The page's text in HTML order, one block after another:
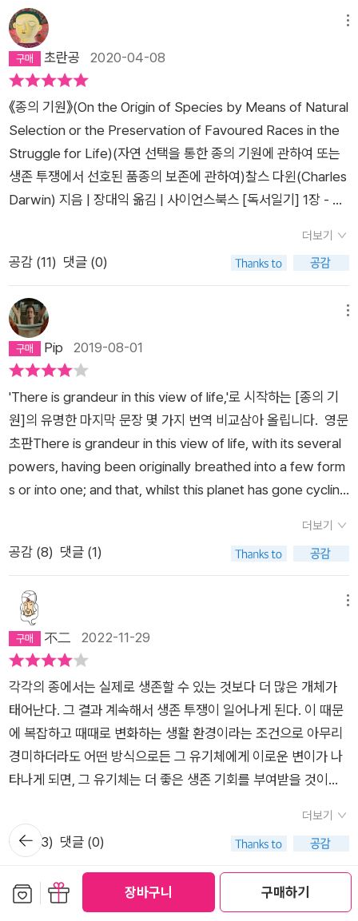
장바구니 구매하기
오탈자만 수정하고 몇 달 만에 재출간한 2판을 가장 좋다고 평가
하는 학자들도 있지만, 2판에도 적잖은 변화가 있음이 밝혀져 최
근에는 초판을 가장 중시하는 추세다. 게다가 국내 번역본들의 경
우에는 웬일인지 대개 6판 번역본이어서 초판을 제대로 번역하
는 작업이 더욱 절실했다. -장대익(서울 대학교 자유 전공학부 교
수) 인류 역사상 가장 위대한 아이디어, 자연 선택을 통한 진화 그
장엄한 사상의 조용한 탄생을 목격할 수 있는 『종의 기원』 초판
다윈 포럼 강호정 생태학자. 현재 연세 대학교 사회 환경 시스템
공학부 교수로 재직하며, 전 지구적 기후 변화가 생태계에 야기하
화 윤리학자. 「도덕의 기원에 대한 진화론적 설명과 다윈주의 윤
리설」로 박사 학위를 받았고, 전주 교육 대학교 윤리 교육과 교수
로 재직하고 있다. 『인간과 동물의 감정 표현』, 『동물 해방』, 『사
회 생물학과 윤리』, 『섹슈얼리티의 진화』 등의 책을 옮겼다. 다윈
포럼 전중환 진화 심리학자. 현재 경희 대학교 후마니타스 칼리지
교수로 재직하며, 인간 사회의 협동과 갈등, 이타적 행동, 근친상
간과 성관계에 대한 혐오 감정 등을 연구하며 심리학의 영역을 넓
혀 가고 있다. 『오래된 연장통』, 『본성이 답이다』, 『욕망의 진화』
등의 책을 쓰고 옮겼다. 다윈 포럼 주일우 생화학과 과학사를 공
부한 출판인. 《과학 잡지 에피》와 《인문 예술 잡지 에프》의 발행
인으로 과학과 문화 예술 사이의 역동적 관계에 관심을 가지고 글
을 쓰고 책을 만든다. 『지식의 통섭』, 『신데렐라의 진실』 등의 책
을 쓰고 옮겼다. 다윈 포럼 최정규 진화 게임 이론을 전공하고 있
치학, 진화 생물학, 인류학 등 다양한 분야를 오가며 제도와 규범,
인간 행동을 미시적으로 접근하고 설명하는 연구를 진행하고 있
다. 『이타적 인간의 출현』, 『다윈주의 좌파』 등의 책을 쓰고 옮겼
다. 한국 진화 생물학계의 역량을 결집한 최초의 다윈 선집 드디
어 다윈 시리즈 종의 기원 인간의 유래와 성선택 (근간) 인간과
동물의 감정 표현 (근간) 다윈 서한집 (근간) 다윈 지능 (근간) 다
윈의 사도 (근간) 『종의 기원』 깊이 읽기 (근간) 「드디어 다윈」 시
리즈는 찰스 다윈의 주요 저작과 국내 다윈주의자들의 연구 성과
를 응축한 책을 엄선해 독자들에게 소개할 예정입니다.
인 창조론을 반박하기 위해 얼마나 정교하게 자신의 논리를 전개
했는가를 느끼게 되고, 다윈에게 경외심을 품게 된다. 특히 이 당
시 DNA에 대한 지식이 없는 상태에서, 치밀한 관찰만으로 이렇
저다. 이 정도 책은 되어야 인간의 시야를 바꿀 수 있다. 그리고
읽어야 할, 아니 나이 30살 전에는 반드시 읽어봐야 할 책으로,
나는 이 책을 추천한다.
초란공 2020-04-08
《종의 기원》(On the Origin of Species by Means of Natural
Selection or the Preservation of Favoured Races in the
Struggle for Life)(자연 선택을 통한 종의 기원에 관하여 또는
생존 투쟁에서 선호된 품종의 보존에 관하여)찰스 다윈(Charles
Darwin) 지음 | 장대익 옮김 | 사이언스북스 [독서일기] 1장 - 사
어 다윈’시리즈의 첫 결과물인 《종의 기원》을 읽어보려한다. 진
화학자 장대익 교수가 번역한 찰스 다윈의 초판 버전이다. 번역자
이 가장 잘 드러나 있다’라고 판단되기 때문이다. 내가 알기로 2
판은 초판이 출간되자마자 완판되고나서 몇 달 만에 재출간되었
다. 최근에 읽은 전염병에 관한 저서 《인수공통 모든 전염병
ecies: the Illustrated Edition》에서 판본의 변화에 대한 좀 더
자세한 상황을 확인할 수 있다. 쾀멘은 다윈의 《종의 기원》에 직
접 그림과 주석을 더하고, 《비글호 항해기》의 일부를 인용하거
나 다윈의 서간문을 첨가하여 폭넓은 이해를 의도했다. 쾀멘이 새
롭게 엮은 《종의 기원》에서 1859년에 나온 초판 1250부가 출간
첫날 완판되었다는 이야기를 출판업자(John Murray)로부터 들
었다고 나온다. 이후 2판은 몇 가지 오탈자와 수정사항이 가해졌
후 다윈의 생각 변화나 표현의 수정이 가해져서 다윈의 ‘초심’을
읽기에는 제1판에 주목을 했을 것이라 이해해본다. 쾀멘이
엮은 《종의 기원》에는 2판 이후의 판본들에는 다윈의 주장에 대
한 비판의 목소리가 영향을 주었던 것으로 설명하고 있다. 또 철
학자 허버트 스펜서(Herbert Spencer)가 사용했던 “적자 생존
(Survival of the Fittest)”이란 표현이 1869년에 다시 출간된
《종의 기원》에는 5판부터 등장한다고 한다. 제1판이 나온 후 10
년이 지난 셈이다. 말하자면 다윈의 《종의 기원》은 다윈이 항해
를 다녀온 이후 20여년 간 다듬어진 ‘자연 선택’과 ‘공통 조상’에
비판적이었던 시각들)으로 인해 어떤 면에서는 조금씩 진화해갔
다고 볼 수 도 있겠다. 따라서 다윈이 자신과 사회의 어떤 문턱을
처음 넘어서기로 결심한 결과물, 그러니까 《종의 기원》제1판을
읽는 의미가 있을 것이다. 이번 독서일기에서는 각 장의 큰 개념
에만 집중할 예정이다. 1장에서는 ‘사육과 재배’에서 나타나
더보기
공감 (11) 댓글 (0)
Pip 2019-08-01
'There is grandeur in this view of life,'로 시작하는 [종의 기
원]의 유명한 마지막 문장 몇 가지 번역 비교삼아 올립니다. 영문
초판There is grandeur in this view of life, with its several
powers, having been originally breathed into a few form
s or into one; and that, whilst this planet has gone cycling
beginning endless forms most beautiful and most wonde
rful have been, and are being, evolved. 동서문화사(2013)
에 모든 능력과 함께 불어 넣어졌으며, 이 행성이 확고한 중력의
법칙에 의해 회전하는 동안 단순한 발단에서 지극히 아름답고 놀
라운 형태가 끝없이 태어났고, 지금도 태어나고 있다. 한길사(20
함이 있다. 이러한 능력은 처음에는 불과 몇 가지 생물 , 어쩌면
단 하나의 생물에게 생기를 불어넣었겠지만, 중력의 법칙에 따라
이 행성이 회전하는 동안에 너무나 단순했던 시작이 가장 아름답
고 경이로운 무수히 많은 생물들로 과거에도 현재에도 꾸준히 진
화하고 있는 것이다. 사이언스북스(2019)- 처음에 몇몇 또는 하
나의 형태로 숨결이 불어넣어진 생명이 불변의 중력 법칙에 따라
이 행성이 회전하는 동안 여러 가지 힘을 통해 그토록 단순한 시
작에서부터 가장 아름답고 경이로우며 한계가 없는 형태로 지금
도 전개되고 있다는, 생명에 대한 이런 시각에는 장엄함이 깃들어
있다.
더보기
공감 (8) 댓글 (1)
不二 2022-11-29
각각의 종에서는 실제로 생존할 수 있는 것보다 더 많은 개체가
태어난다. 그 결과 계속해서 생존 투쟁이 일어나게 된다. 이 때문
에 복잡하고 때때로 변화하는 생활 환경이라는 조건으로 아무리
경미하더라도 어떤 방식으로든 그 유기체에게 이로운 변이가 나
타나게 되면, 그 유기체는 더 좋은 생존 기회를 부여받을 것이고
재배하는 동식물들은 자연 상태의 일정한 생활 조건에 노출되었
던 그들의 부모 종과는 달리 각기 조금씩 다른 환경에서 길러지기
때문에, 이러한 엄청난 가변성이 새겨난다는 것이다. - P47이러
한 몇몇 경우에서, 특정 성장 기간에 약간의 수분이 있고 없고의
더보기
공감 ( 3) 댓글 (0)
뒤로가
기